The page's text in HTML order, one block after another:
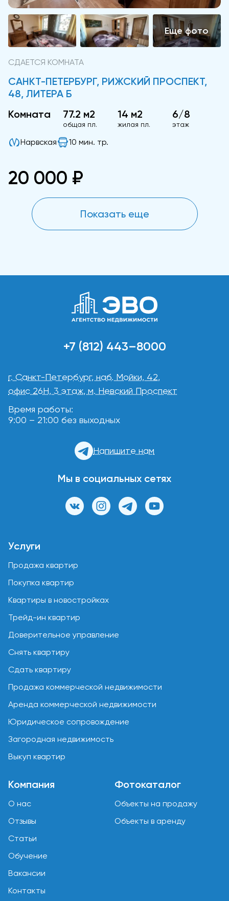
СДАЕТСЯ КОМНАТА
САНКТ-ПЕТЕРБУРГ, РИЖСКИЙ ПРОСПЕКТ,
48, ЛИТЕРА Б
Комната
77.2 м2
общая пл.
14 м2
жилая пл.
6/8
этаж
Нарвская 10 мин. тр.
20 000 ₽
Показать еще
+7 (812) 443–8000
г. Санкт-Петербург, наб. Мойки, 42,
офис 26Н, 3 этаж, м. Невский Проспект
Время работы:
9:00 – 21:00 без выходных
Напишите нам
Мы в социальных сетях
Услуги
Продажа квартир
Покупка квартир
Квартиры в новостройках
Трейд-ин квартир
Доверительное управление
Снять квартиру
Сдать квартиру
Продажа коммерческой недвижимости
Аренда коммерческой недвижимости
Юридическое сопровождение
Загородная недвижимость
Выкуп квартир
Компания
О нас
Отзывы
Статьи
Обучение
Вакансии
Контакты
Фотокаталог
Объекты на продажу
Объекты в аренду